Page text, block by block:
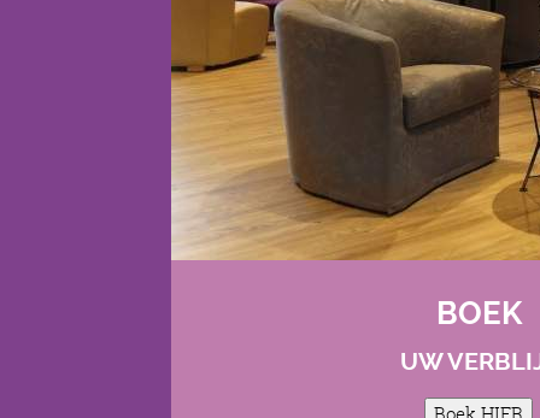
BOEK
UW
Boek HIER